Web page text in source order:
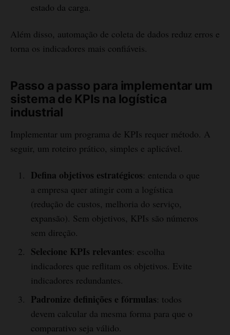
estado da carga.
Além disso, automação de coleta de dados reduz erros e
torna os indicadores mais confiáveis.
Passo a passo para implementar um
sistema de KPIs na logística
industrial
Implementar um programa de KPIs requer método. A
seguir, um roteiro prático, simples e aplicável.
Defina objetivos estratégicos: entenda o que
a empresa quer atingir com a logística
(redução de custos, melhoria do serviço,
expansão). Sem objetivos, KPIs são números
sem direção.
Selecione KPIs relevantes: escolha
indicadores que reflitam os objetivos. Evite
indicadores redundantes.
Padronize definições e fórmulas: todos
devem calcular da mesma forma para que o
comparativo seja válido.